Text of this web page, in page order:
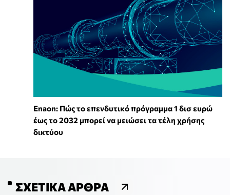
Enaon: Πώς το επενδυτικό πρόγραμμα 1 δισ ευρώ
έως το 2032 μπορεί να μειώσει τα τέλη χρήσης
δικτύου
ΣΧΕΤΙΚΆ ΆΡΘΡΑ